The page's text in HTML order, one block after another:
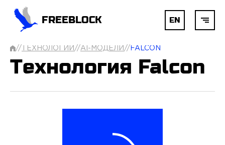
FREEBLOCK EN
// ТЕХНОЛОГИИ //AI-МОДЕЛИ // FALCON
ГЛАВНАЯ
БЛОКЧЕЙН
Технология Falcon